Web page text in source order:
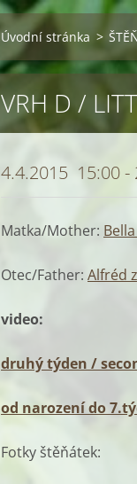
Úvodní stránka >
VRH D /
4.4.2015 15:00 -
Matka/Mother:
Otec/Father: Alfréd
video:
druhý týden /
od narození do
Fotky štěňátek: